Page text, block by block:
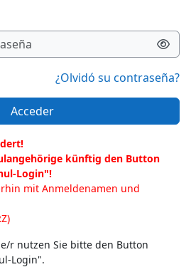
¿Olvidó su contraseña?
Acceder
künftig den Button
Login"!
mit Anmeldenamen und
r nutzen Sie bitte den Button
Login".